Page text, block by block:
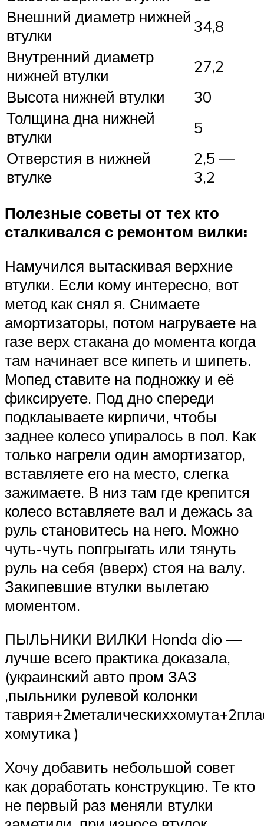
Внешний диаметр нижней
втулки
34,8
Внутренний диаметр
нижней втулки
27,2
Высота нижней втулки
30
Толщина дна нижней
втулки
5
Отверстия в нижней
втулке
2,5 —
3,2
Полезные советы от тех кто
сталкивался с ремонтом вилки:
Намучился вытаскивая верхние
втулки. Если кому интересно, вот
метод как снял я. Снимаете
амортизаторы, потом нагруваете на
газе верх стакана до момента когда
там начинает все кипеть и шипеть.
Мопед ставите на подножку и её
фиксируете. Под дно спереди
подклаываете кирпичи, чтобы
заднее колесо упиралось в пол. Как
только нагрели один амортизатор,
вставляете его на место, слегка
зажимаете. В низ там где крепится
колесо вставляете вал и дежась за
руль становитесь на него. Можно
чуть-чуть попгрыгать или тянуть
руль на себя (вверх) стоя на валу.
Закипевшие втулки вылетаю
моментом.
ПЫЛЬНИКИ ВИЛКИ Honda dio —
лучше всего практика доказала,
(украинский авто пром ЗАЗ
,пыльники рулевой колонки
хомутика )
Хочу добавить небольшой совет
как доработать конструкцию. Те кто
не первый раз меняли втулки